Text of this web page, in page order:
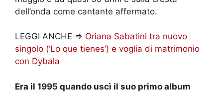
dell’onda come cantante affermato.
LEGGI ANCHE => Oriana Sabatini tra nuovo
singolo (‘Lo que tienes’) e voglia di matrimonio
con Dybala
Era il 1995 quando uscì il suo primo album